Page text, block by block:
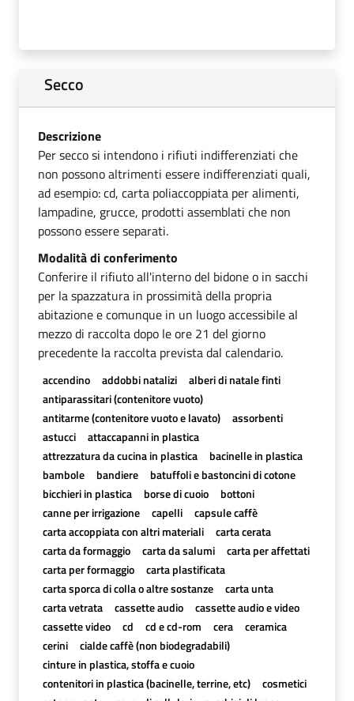
Secco
Descrizione
Per secco si intendono i rifiuti indifferenziati che
non possono altrimenti essere indifferenziati quali,
ad esempio: cd, carta poliaccoppiata per alimenti,
lampadine, grucce, prodotti assemblati che non
possono essere separati.
Modalità di conferimento
Conferire il rifiuto all'interno del bidone o in sacchi
per la spazzatura in prossimità della propria
abitazione e comunque in un luogo accessibile al
mezzo di raccolta dopo le ore 21 del giorno
precedente la raccolta prevista dal calendario.
accendino addobbi natalizi
alberi di natale finti
antiparassitari (contenitore vuoto)
antitarme (contenitore vuoto e lavato)
assorbenti
astucci
attaccapanni in plastica
attrezzatura da cucina in plastica
bacinelle in plastica
bambole
bandiere
batuffoli e bastoncini di cotone
bicchieri in plastica
borse di cuoio
bottoni
canne per irrigazione
capelli
capsule caffè
carta accoppiata con altri materiali
carta cerata
carta da formaggio
carta da salumi
carta per affettati
carta per formaggio
carta plastificata
carta sporca di colla o altre sostanze
carta unta
carta vetrata
cassette audio
cassette audio e video
cassette video
cd cd e cd-rom cera
ceramica
cerini
cialde caffè (non biodegradabili)
cinture in plastica, stoffa e cuoio
contenitori in plastica (bacinelle, terrine, etc)
cosmetici